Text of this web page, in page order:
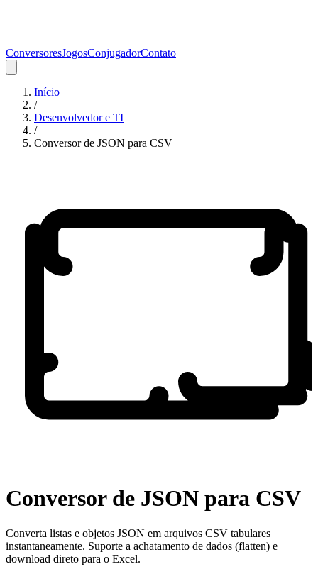
ConversoresJogosConjugadorContato
Início
/
Desenvolvedor e TI
/
Conversor de JSON para CSV
Conversor de JSON para CSV
Converta listas e objetos JSON em arquivos CSV tabulares
instantaneamente. Suporte a achatamento de dados (flatten) e
download direto para o Excel.